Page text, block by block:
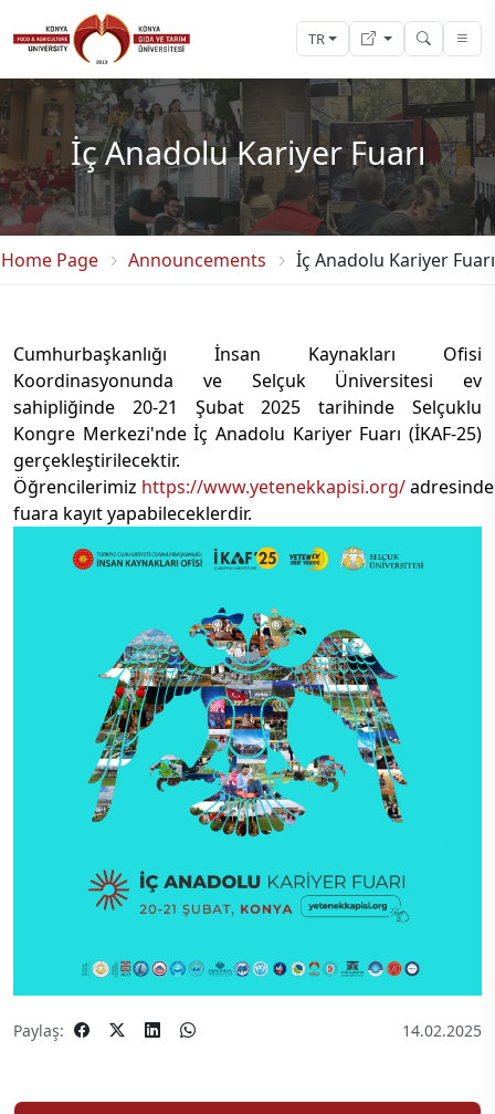
TR
İç Anadolu Kariyer Fuarı
Home Page Announcements İç Anadolu Kariyer Fuarı
Cumhurbaşkanlığı İnsan Kaynakları Ofisi
Koordinasyonunda ve Selçuk Üniversitesi ev
sahipliğinde 20-21 Şubat 2025 tarihinde Selçuklu
Kongre Merkezi'nde İç Anadolu Kariyer Fuarı (İKAF-25)
gerçekleştirilecektir.
Öğrencilerimiz https://www.yetenekkapisi.org/
fuara kayıt yapabileceklerdir.
Paylaş: 14.02.2025